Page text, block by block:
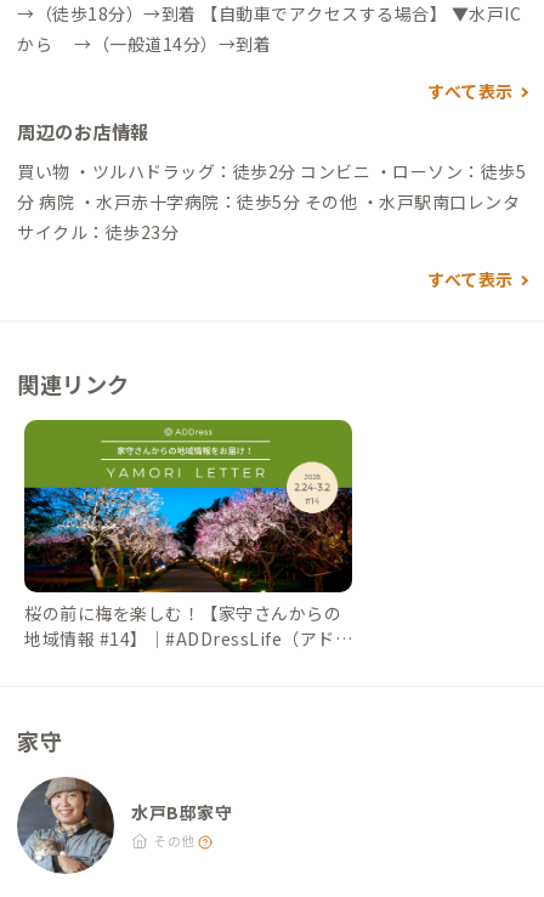
→（徒歩18分）→到着 【自動車でアクセスする場合】 ▼水戸IC
から →（一般道14分）→到着
すべて表示
周辺のお店情報
買い物 ・ツルハドラッグ：徒歩2分 コンビニ ・ローソン：徒歩5
分 病院 ・水戸赤十字病院：徒歩5分 その他 ・水戸駅南口レンタ
サイクル：徒歩23分
すべて表示
関連リンク
桜の前に梅を楽しむ！【家守さんからの
地域情報 #14】｜#ADDressLife（アドレ
家守
水戸B邸家守
その他